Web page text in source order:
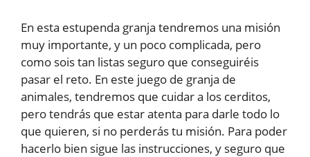
En esta estupenda granja tendremos una misión
muy importante, y un poco complicada, pero
como sois tan listas seguro que conseguiréis
pasar el reto. En este juego de granja de
animales, tendremos que cuidar a los cerditos,
pero tendrás que estar atenta para darle todo lo
que quieren, si no perderás tu misión. Para poder
hacerlo bien sigue las instrucciones, y seguro que